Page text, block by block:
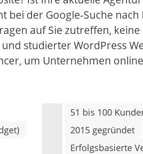
bei der Google-Suche
auf Sie zutreffen,
studierter WordPress
um Unternehmen
51 bis 100
2015 gegründet
Erfolgsbasierte